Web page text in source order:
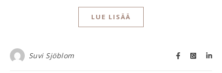
LUE LISÄÄ
Suvi Sjöblom